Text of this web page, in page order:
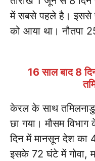
में सबसे पहले है। इससे
को आया था। नौतपा
16 साल बाद 8
केरल के साथ तमिलनाडु
छा गया। मौसम
दिन में मानसून देश का
इसके 72 घंटे में गोवा,